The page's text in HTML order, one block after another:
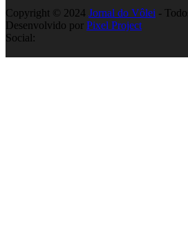
Copyright © 2024 Jornal do Vôlei -
Desenvolvido por Pixel Project
Social: